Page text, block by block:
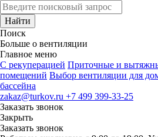
Найти
Поиск
Больше о вентиляции
Главное меню
C рекуперацией Приточные и
помещений Выбор вентиляции для
бассейна
zakaz@turkov.ru +7 499 399-33-25
Заказать звонок
Закрыть
Заказать звонок